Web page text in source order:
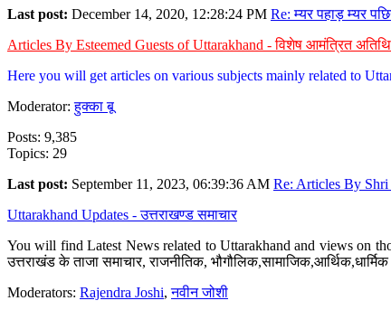
Last post: December 14, 2020, 12:28:24 PM Re: म्यर पहाड़ म्यर
Articles By Esteemed Guests of Uttarakhand - विशेष आमंत्रित
Here you will get articles on various subjects mainly related to
Moderator:हुक्का बू
Posts: 9,385
Topics: 29
Last post: September 11, 2023, 06:39:36 AM Re: Articles By
Uttarakhand Updates - उत्तराखण्ड समाचार
You will find Latest News related to Uttarakhand and views on
उत्तराखंड के ताजा समाचार, राजनीतिक,
Moderators: Rajendra Joshi,नवीन जोशी